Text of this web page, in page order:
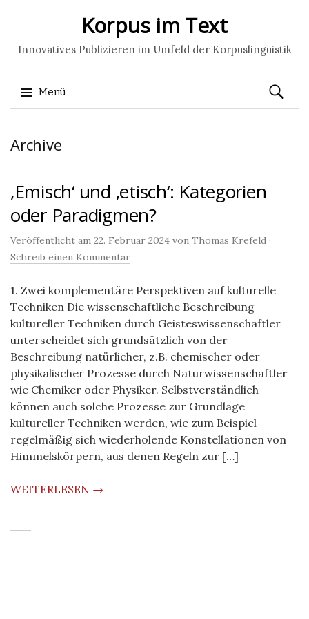
Korpus im Text
Innovatives Publizieren im Umfeld der Korpuslinguistik
Menü
zum
Suchen
nach:
Archive
‚Emisch‘ und ‚etisch‘: Kategorien
oder Paradigmen?
Veröffentlicht am 22. Februar 2024 von Thomas Krefeld ·
Schreib einen Kommentar
1. Zwei komplementäre Perspektiven auf kulturelle
Techniken Die wissenschaftliche Beschreibung
kultureller Techniken durch Geisteswissenschaftler
unterscheidet sich grundsätzlich von der
Beschreibung natürlicher, z.B. chemischer oder
physikalischer Prozesse durch Naturwissenschaftler
wie Chemiker oder Physiker. Selbstverständlich
können auch solche Prozesse zur Grundlage
kultureller Techniken werden, wie zum Beispiel
regelmäßig sich wiederholende Konstellationen von
Himmelskörpern, aus denen Regeln zur […]
WEITERLESEN →